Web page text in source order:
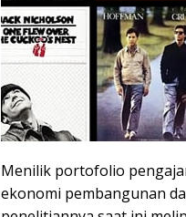
Menilik portofolio
ekonomi pembangunan